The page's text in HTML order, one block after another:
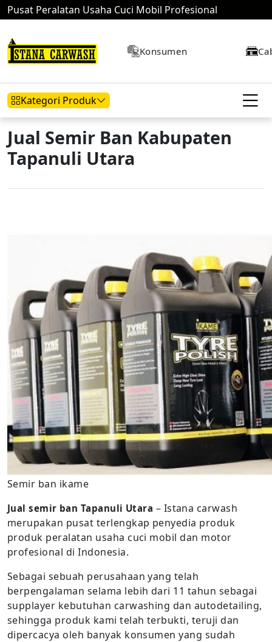
Pusat Peralatan Usaha Cuci Mobil Profesional
Konsumen
Kategori Produk
Hidrolik Mobil Hidrolik Motor
Jual Semir Ban Kabupaten
Tapanuli Utara
Semir ban ikame
Jual semir ban Tapanuli Utara – Istana carwash
merupakan pusat terlengkap penyedia produk
produk peralatan usaha cuci mobil dan motor
profesional di Indonesia.
Sebagai sebuah perusahaan yang telah
berpengalaman selama lebih dari 11 tahun sebagai
supplayer kebutuhan carwashing dan autodetailing,
sehingga produk kami telah terbukti, teruji dan
dipercacya oleh banyak konsumen yang sudah